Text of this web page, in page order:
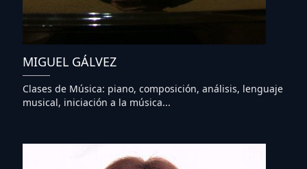
MIGUEL GÁLVEZ
Clases de Música: piano, composición, análisis, lenguaje
musical, iniciación a la música...